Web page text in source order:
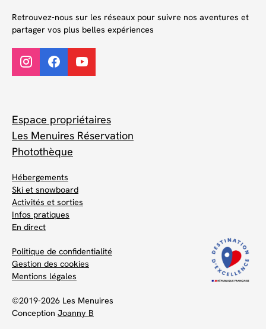
Retrouvez-nous sur les réseaux pour suivre nos aventures et
partager vos plus belles expériences
Espace propriétaires
Les Menuires Réservation
Photothèque
Hébergements
Ski et snowboard
Activités et sorties
Infos pratiques
En direct
Politique de confidentialité
Gestion des cookies
Mentions légales
©2019-2026 Les Menuires
Conception Joanny B